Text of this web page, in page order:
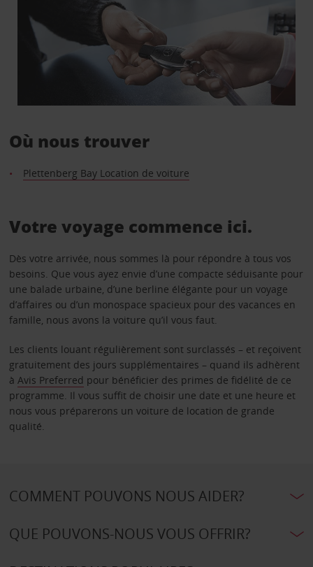
Où nous trouver
Plettenberg Bay Location de voiture
Votre voyage commence ici.
Dès votre arrivée, nous sommes là pour répondre à tous vos
besoins. Que vous ayez envie d’une compacte séduisante pour
une balade urbaine, d’une berline élégante pour un voyage
d’affaires ou d’un monospace spacieux pour des vacances en
famille, nous avons la voiture qu’il vous faut.
Les clients louant régulièrement sont surclassés – et reçoivent
gratuitement des jours supplémentaires – quand ils adhèrent
à Avis Preferred pour bénéficier des primes de fidélité de ce
programme. Il vous suffit de choisir une date et une heure et
nous vous préparerons un voiture de location de grande
qualité.
COMMENT POUVONS NOUS AIDER?
QUE POUVONS-NOUS VOUS OFFRIR?